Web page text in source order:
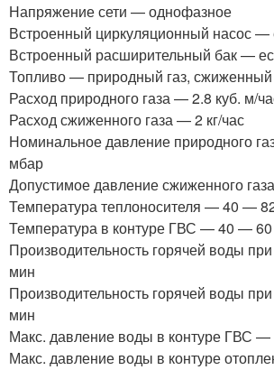
Напряжение сети — однофазное
Встроенный циркуляционный насос —
Встроенный расширительный бак —
Топливо — природный газ, сжиженный
Расход природного газа — 2.8 куб. м/
Расход сжиженного газа — 2 кг/час
Номинальное давление природного
мбар
Допустимое давление сжиженного
Температура теплоносителя — 40 —
Температура в контуре ГВС — 40 —
Производительность горячей воды
мин
Производительность горячей воды
мин
Макс. давление воды в контуре ГВС —
Макс. давление воды в контуре